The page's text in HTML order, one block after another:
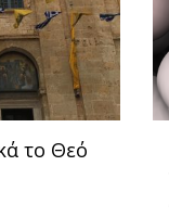
το Θεό